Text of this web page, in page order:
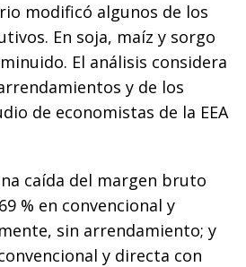
modificó algunos de los
En soja, maíz y sorgo
El análisis considera
y de los
de economistas de la EEA
caída del margen bruto
% en convencional y
sin arrendamiento; y
y directa con